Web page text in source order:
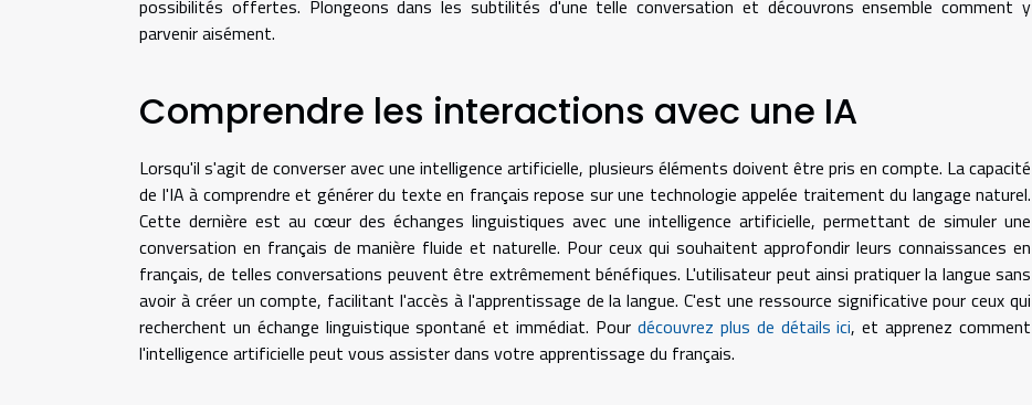
possibilités offertes. Plongeons dans les subtilités d'une telle conversation et découvrons ensemble comment y
parvenir aisément.
Comprendre les interactions avec une IA
Lorsqu'il s'agit de converser avec une intelligence artificielle, plusieurs éléments doivent être pris en compte. La capacité
de l'IA à comprendre et générer du texte en français repose sur une technologie appelée traitement du langage naturel.
Cette dernière est au cœur des échanges linguistiques avec une intelligence artificielle, permettant de simuler une
conversation en français de manière fluide et naturelle. Pour ceux qui souhaitent approfondir leurs connaissances en
français, de telles conversations peuvent être extrêmement bénéfiques. L'utilisateur peut ainsi pratiquer la langue sans
avoir à créer un compte, facilitant l'accès à l'apprentissage de la langue. C'est une ressource significative pour ceux qui
recherchent un échange linguistique spontané et immédiat. Pour découvrez plus de détails ici, et apprenez comment
l'intelligence artificielle peut vous assister dans votre apprentissage du français.